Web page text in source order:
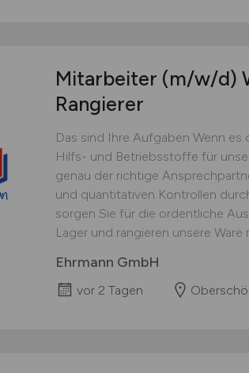
Mitarbeiter (m/w/d)
Rangierer
Das sind Ihre Aufgaben Wenn
Hilfs- und Betriebsstoffe für
genau der richtige
und quantitativen Kontrollen
sorgen Sie für die ordentliche
Lager und rangieren unsere Ware
Ehrmann GmbH
vor 2 Tagen